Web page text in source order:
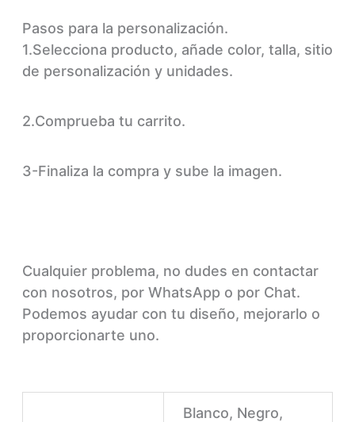
Pasos para la personalización.
1.Selecciona producto, añade color, talla, sitio
de personalización y unidades.
2.Comprueba tu carrito.
3-Finaliza la compra y sube la imagen.
Cualquier problema, no dudes en contactar
con nosotros, por WhatsApp o por Chat.
Podemos ayudar con tu diseño, mejorarlo o
proporcionarte uno.
Blanco, Negro,